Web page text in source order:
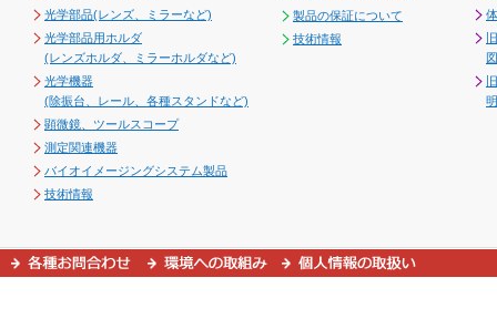
光学部品(レンズ、ミラーなど)
光学部品用ホルダ
(レンズホルダ、ミラーホルダなど)
光学機器
(除振台、レール、各種スタンドなど)
顕微鏡、ツールスコープ
測定関連機器
バイオイメージングシステム製品
技術情報
製品の保証について
技術情報